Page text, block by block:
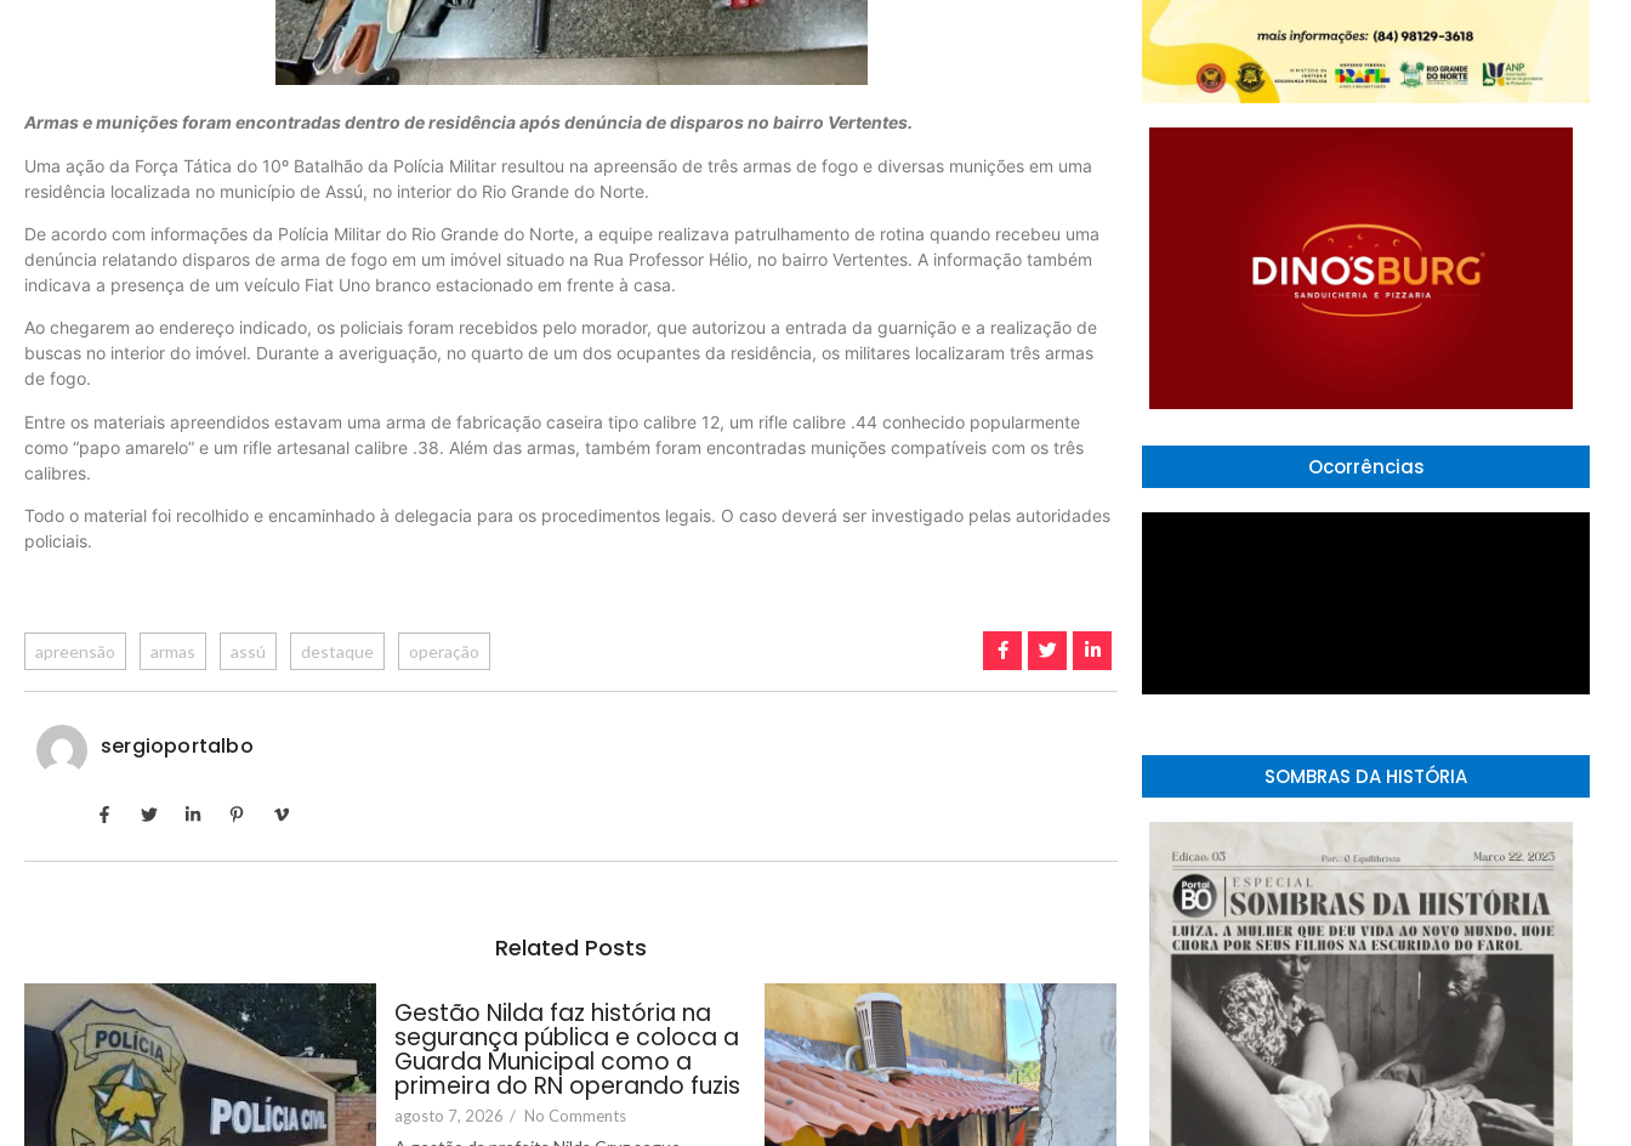
Armas e munições foram encontradas dentro de residência após denúncia de disparos no bairro Vertentes.
Uma ação da Força Tática do 10º Batalhão da Polícia Militar resultou na apreensão de três armas de fogo e diversas munições em uma
residência localizada no município de Assú, no interior do Rio Grande do Norte.
De acordo com informações da Polícia Militar do Rio Grande do Norte, a equipe realizava patrulhamento de rotina quando recebeu uma
denúncia relatando disparos de arma de fogo em um imóvel situado na Rua Professor Hélio, no bairro Vertentes. A informação também
indicava a presença de um veículo Fiat Uno branco estacionado em frente à casa.
Ao chegarem ao endereço indicado, os policiais foram recebidos pelo morador, que autorizou a entrada da guarnição e a realização de
buscas no interior do imóvel. Durante a averiguação, no quarto de um dos ocupantes da residência, os militares localizaram três armas
de fogo.
Entre os materiais apreendidos estavam uma arma de fabricação caseira tipo calibre 12, um rifle calibre .44 conhecido popularmente
como “papo amarelo” e um rifle artesanal calibre .38. Além das armas, também foram encontradas munições compatíveis com os três
calibres.
Todo o material foi recolhido e encaminhado à delegacia para os procedimentos legais. O caso deverá ser investigado pelas autoridades
policiais.
apreensão armas assú destaque operação
sergioportalbo
Related Posts
Gestão Nilda faz história na
segurança pública e coloca a
Guarda Municipal como a
primeira do RN operando fuzis
agosto 7, 2026 / No Comments
Ocorrências
SOMBRAS DA HISTÓRIA